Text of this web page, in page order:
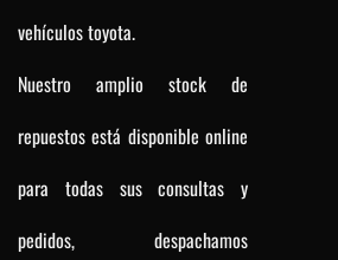
vehículos toyota.
Nuestro amplio stock de
repuestos está disponible online
para todas sus consultas y
pedidos, despachamos